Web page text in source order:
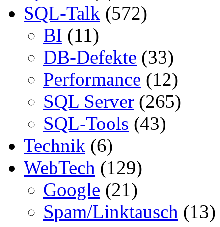
SQL-Talk (572)
BI (11)
DB-Defekte (33)
Performance (12)
SQL Server (265)
SQL-Tools (43)
Technik (6)
WebTech (129)
Google (21)
Spam/Linktausch (13)